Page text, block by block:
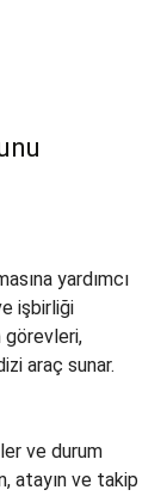
yardımcı
işbirliği
görevleri,
araç sunar.
ve durum
atayın ve takip